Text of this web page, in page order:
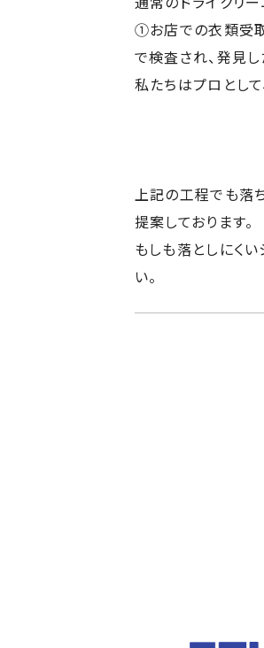
①お店での衣類受
で検査され、発見
私たちはプロとし
上記の工程でも落
提案しております。
もしも落としにく
い。